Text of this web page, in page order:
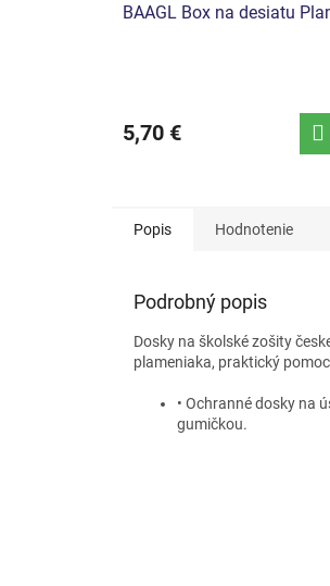
BAAGL Box na desiatu
5,70 €
Popis Hodnotenie
Podrobný popis
Dosky na školské zošity
plameniaka, praktický
• Ochranné dosky na
gumičkou.